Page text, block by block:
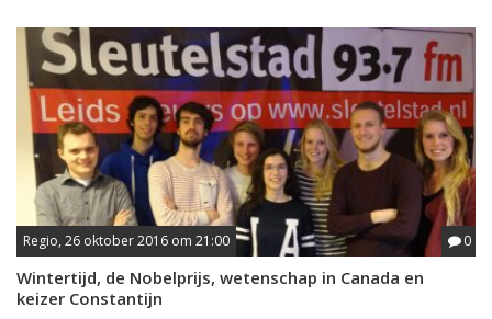
Regio, 26 oktober 2016 om 21:00 0
Wintertijd, de Nobelprijs, wetenschap in Canada en
keizer Constantijn